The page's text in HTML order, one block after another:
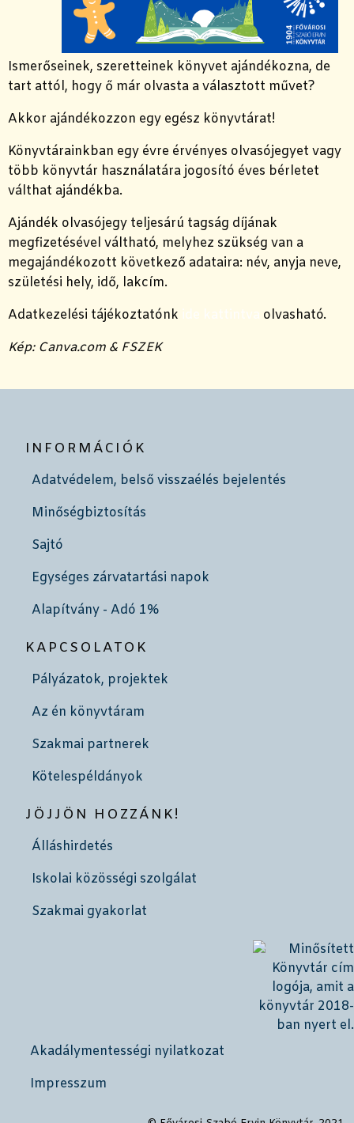
Ismerőseinek, szeretteinek könyvet ajándékozna, de
tart attól, hogy ő már olvasta a választott művet?
Akkor ajándékozzon egy egész könyvtárat!
Könyvtárainkban egy évre érvényes olvasójegyet vagy
több könyvtár használatára jogosító éves bérletet
válthat ajándékba.
Ajándék olvasójegy teljesárú tagság díjának
megfizetésével váltható, melyhez szükség van a
megajándékozott következő adataira: név, anyja neve,
születési hely, idő, lakcím.
Adatkezelési tájékoztatónk
olvasható.
Kép: Canva.com & FSZEK
INFORMÁCIÓK
Adatvédelem, belső visszaélés bejelentés
Minőségbiztosítás
Sajtó
Egységes zárvatartási napok
Alapítvány - Adó 1%
KAPCSOLATOK
Pályázatok, projektek
Az én könyvtáram
Szakmai partnerek
Kötelespéldányok
JÖJJÖN HOZZÁNK!
Álláshirdetés
Iskolai közösségi szolgálat
Szakmai gyakorlat
Akadálymentességi nyilatkozat
Impresszum